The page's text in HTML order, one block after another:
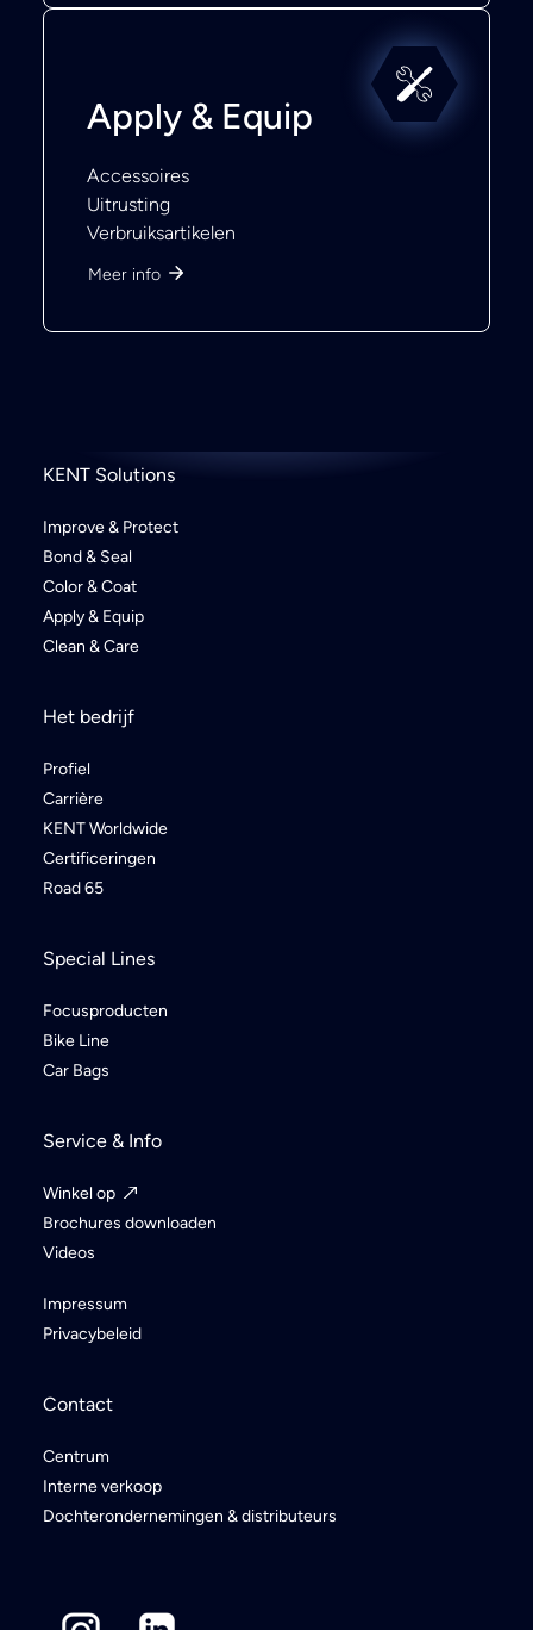
Apply & Equip
Accessoires
Uitrusting
Verbruiksartikelen
Meer info
KENT Solutions
Improve & Protect
Bond & Seal
Color & Coat
Apply & Equip
Clean & Care
Het bedrijf
Profiel
Carrière
KENT Worldwide
Certificeringen
Road 65
Special Lines
Focusproducten
Bike Line
Car Bags
Service & Info
Winkel op
Brochures downloaden
Videos
Impressum
Privacybeleid
Contact
Centrum
Interne verkoop
Dochterondernemingen & distributeurs